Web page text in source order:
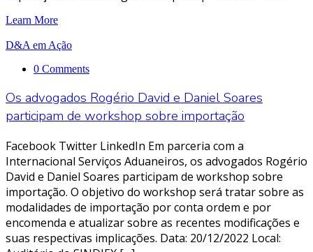
Learn More
D&A em Ação
0 Comments
Os advogados Rogério David e Daniel Soares
participam de workshop sobre importação
Facebook Twitter LinkedIn Em parceria com a
Internacional Serviços Aduaneiros, os advogados Rogério
David e Daniel Soares participam de workshop sobre
importação. O objetivo do workshop será tratar sobre as
modalidades de importação por conta ordem e por
encomenda e atualizar sobre as recentes modificações e
suas respectivas implicações. Data: 20/12/2022 Local: